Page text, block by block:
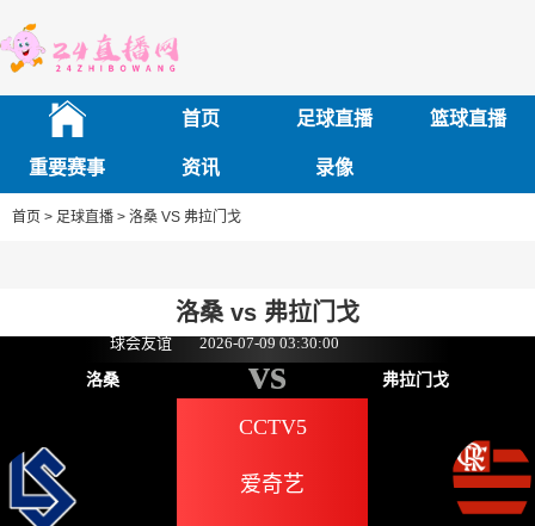
首页 足球直播 篮球直播
重要赛事 资讯 录像
首页 > 足球直播 > 洛桑 VS 弗拉门戈
洛桑 vs 弗拉门戈
球会友谊 2026-07-09 03:30:00
洛桑 vs 弗拉门戈
CCTV5
爱奇艺